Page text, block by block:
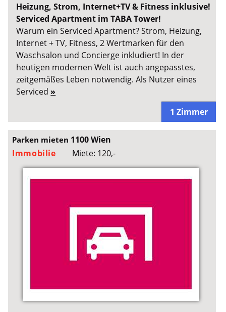
Heizung, Strom, Internet+TV & Fitness inklusive!
Serviced Apartment im TABA Tower!
Warum ein Serviced Apartment? Strom, Heizung,
Internet + TV, Fitness, 2 Wertmarken für den
Waschsalon und Concierge inkludiert! In der
heutigen modernen Welt ist auch angepasstes,
zeitgemäßes Leben notwendig. Als Nutzer eines
Serviced »
1 Zimmer
Parken mieten 1100 Wien
Immobilie
Miete: 120,-